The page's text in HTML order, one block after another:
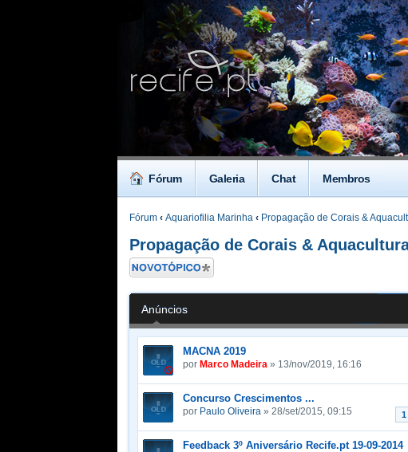
Fórum Galeria Chat Membros
Fórum ‹ Aquariofilia Marinha ‹ Propagação de Corais &
Propagação de Corais &
Criar um novo
Tópico
Anúncios
MACNA 2019
por Marco Madeira » 13/nov/2019, 16:16
Concurso Crescimentos ...
1
por Paulo Oliveira » 28/set/2015, 09:15
Feedback 3º Aniversário Recife.pt 19-09-2014